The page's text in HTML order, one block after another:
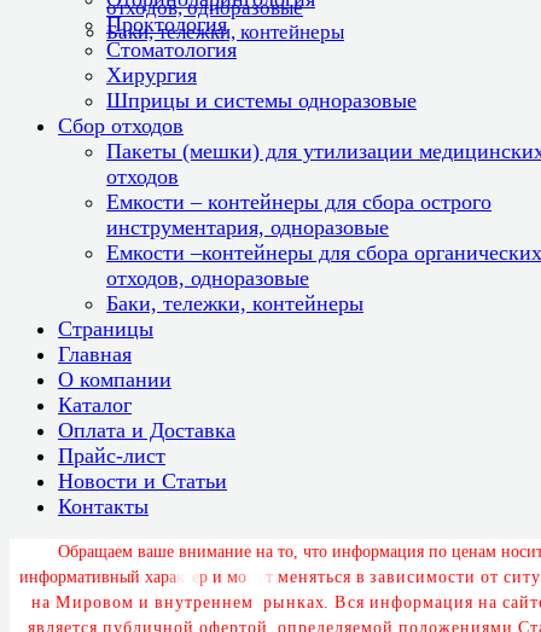
отходов, одноразовые
Баки, тележки, контейнеры
Проктология
Стоматология
Хирургия
Шприцы и системы одноразовые
Сбор отходов
Пакеты (мешки) для утилизации
отходов
Емкости – контейнеры для сбора острого
инструментария, одноразовые
Емкости –контейнеры для сбора органических
отходов, одноразовые
Баки, тележки, контейнеры
Страницы
Главная
О компании
Каталог
Оплата и Доставка
Прайс-лист
Новости и Статьи
Контакты
Обращаем ваше внимание на то, что информация по ценам носи
информативный х аракте р и мож меняться в за висимости о т ситуа
Мировом и в нутреннем р ынках. В ся и нформация н а с айте
является публичной офертой, определяемой положениями Ст